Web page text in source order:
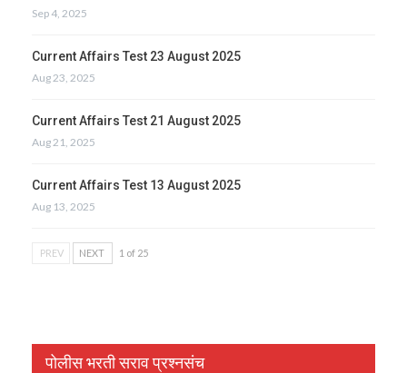
Sep 4, 2025
Current Affairs Test 23 August 2025
Aug 23, 2025
Current Affairs Test 21 August 2025
Aug 21, 2025
Current Affairs Test 13 August 2025
Aug 13, 2025
PREV NEXT 1 of 25
पोलीस भरती सराव प्रश्नसंच